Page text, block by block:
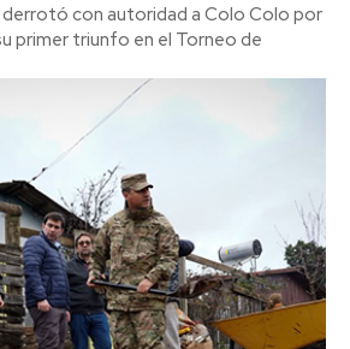
con autoridad a Colo Colo por
primer triunfo en el Torneo de